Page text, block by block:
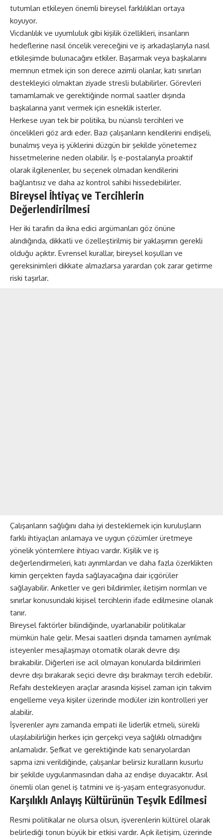
tutumları etkileyen önemli bireysel farklılıkları ortaya
koyuyor.
Vicdanlılık ve uyumluluk gibi kişilik özellikleri, insanların
hedeflerine nasıl öncelik vereceğini ve iş arkadaşlarıyla nasıl
etkileşimde bulunacağını etkiler. Başarmak veya başkalarını
memnun etmek için son derece azimli olanlar, katı sınırları
destekleyici olmaktan ziyade stresli bulabilirler. Görevleri
tamamlamak ve gerektiğinde normal saatler dışında
başkalarına yanıt vermek için esneklik isterler.
Herkese uyan tek bir politika, bu nüanslı tercihleri ve
öncelikleri göz ardı eder. Bazı çalışanların kendilerini endişeli,
bunalmış veya iş yüklerini düzgün bir şekilde yönetemez
hissetmelerine neden olabilir. İş e-postalarıyla proaktif
olarak ilgilenenler, bu seçenek olmadan kendilerini
bağlantısız ve daha az kontrol sahibi hissedebilirler.
Bireysel İhtiyaç ve Tercihlerin
Değerlendirilmesi
Her iki tarafın da ikna edici argümanları göz önüne
alındığında, dikkatli ve özelleştirilmiş bir yaklaşımın gerekli
olduğu açıktır. Evrensel kurallar, bireysel koşulları ve
gereksinimleri dikkate almazlarsa yarardan çok zarar getirme
riski taşırlar.
Çalışanların sağlığını daha iyi desteklemek için kuruluşların
farklı ihtiyaçları anlamaya ve uygun çözümler üretmeye
yönelik yöntemlere ihtiyacı vardır. Kişilik ve iş
değerlendirmeleri, katı ayrımlardan ve daha fazla özerklikten
kimin gerçekten fayda sağlayacağına dair içgörüler
sağlayabilir. Anketler ve geri bildirimler, iletişim normları ve
sınırlar konusundaki kişisel tercihlerin ifade edilmesine olanak
tanır.
Bireysel faktörler bilindiğinde, uyarlanabilir politikalar
mümkün hale gelir. Mesai saatleri dışında tamamen ayrılmak
isteyenler mesajlaşmayı otomatik olarak devre dışı
bırakabilir. Diğerleri ise acil olmayan konularda bildirimleri
devre dışı bırakarak seçici devre dışı bırakmayı tercih edebilir.
Refahı destekleyen araçlar arasında kişisel zaman için takvim
engelleme veya kişiler üzerinde modüler izin kontrolleri yer
alabilir.
İşverenler aynı zamanda empati ile liderlik etmeli, sürekli
ulaşılabilirliğin herkes için gerçekçi veya sağlıklı olmadığını
anlamalıdır. Şefkat ve gerektiğinde katı senaryolardan
sapma izni verildiğinde, çalışanlar belirsiz kuralların kusurlu
bir şekilde uygulanmasından daha az endişe duyacaktır. Asıl
önemli olan genel iş tatmini ve iş-yaşam entegrasyonudur.
Karşılıklı Anlayış Kültürünün Teşvik Edilmesi
Resmi politikalar ne olursa olsun, işverenlerin kültürel olarak
belirlediği tonun büyük bir etkisi vardır. Açık iletişim, üzerinde